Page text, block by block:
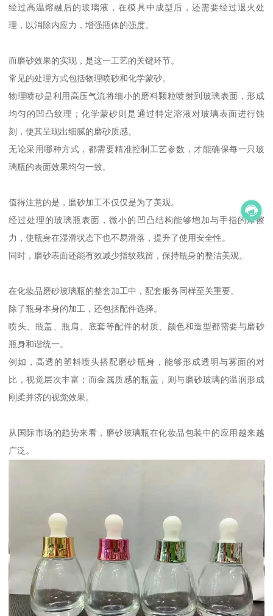
经过高温熔融后的玻璃液，在模具中成型后，还需要经过退火处
理，以消除内应力，增强瓶体的强度。
而磨砂效果的实现，是这一工艺的关键环节。
常见的处理方式包括物理喷砂和化学蒙砂。
物理喷砂是利用高压气流将细小的磨料颗粒喷射到玻璃表面，形成
均匀的凹凸纹理；化学蒙砂则是通过特定溶液对玻璃表面进行蚀
刻，使其呈现出细腻的磨砂质感。
无论采用哪种方式，都需要精准控制工艺参数，才能确保每一只玻
璃瓶的表面效果均匀一致。
值得注意的是，磨砂加工不仅仅是为了美观。
经过处理的玻璃瓶表面，微小的凹凸结构能够增加与手指的摩擦
力，使瓶身在湿滑状态下也不易滑落，提升了使用安全性。
同时，磨砂表面还能有效减少指纹残留，保持瓶身的整洁美观。
在化妆品磨砂玻璃瓶的整套加工中，配套服务同样至关重要。
除了瓶身本身的加工，还包括配件选择。
喷头、瓶盖、瓶肩、底套等配件的材质、颜色和造型都需要与磨砂
瓶身和谐统一。
例如，高透的塑料喷头搭配磨砂瓶身，能够形成透明与雾面的对
比，视觉层次丰富；而金属质感的瓶盖，则与磨砂玻璃的温润形成
刚柔并济的视觉效果。
从国际市场的趋势来看，磨砂玻璃瓶在化妆品包装中的应用越来越
广泛。